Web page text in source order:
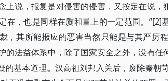
上说，报复是对侵害的侵害，又按定在说
在，也是同样在质和量上的一定范围。”[2]
，其所能报应的恶害当然只能是与其严厉
的法益体系中，除了国家安全之外，没有
的基本道理。汉高祖刘邦入关后，废除秦朝